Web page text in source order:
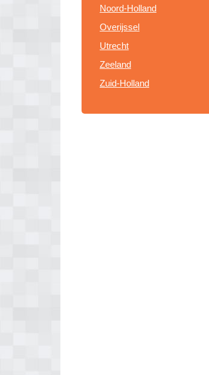
Noord-Holland
Overijssel
Utrecht
Zeeland
Zuid-Holland